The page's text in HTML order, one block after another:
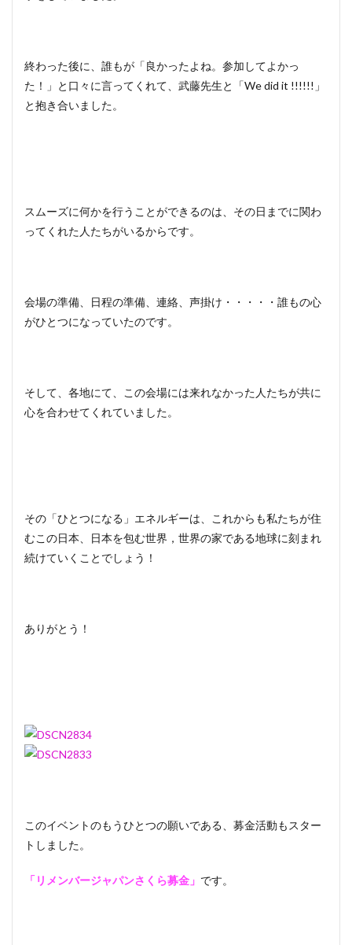
終わった後に、誰もが「良かったよね。参加してよかっ
た！」と口々に言ってくれて、武藤先生と「We did it !!!!!!」
と抱き合いました。
スムーズに何かを行うことができるのは、その日までに関わ
ってくれた人たちがいるからです。
会場の準備、日程の準備、連絡、声掛け・・・・・誰もの心
がひとつになっていたのです。
そして、各地にて、この会場には来れなかった人たちが共に
心を合わせてくれていました。
その「ひとつになる」エネルギーは、これからも私たちが住
むこの日本、日本を包む世界，世界の家である地球に刻まれ
続けていくことでしょう！
ありがとう！
このイベントのもうひとつの願いである、募金活動もスター
トしました。
「リメンバージャパンさくら募金」 です。